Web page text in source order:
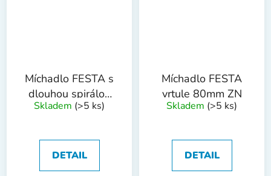
Míchadlo FESTA s
dlouhou spirálou
120mm
Skladem (>5 ks)
DETAIL
Míchadlo FESTA
vrtule 80mm ZN
Skladem (>5 ks)
DETAIL